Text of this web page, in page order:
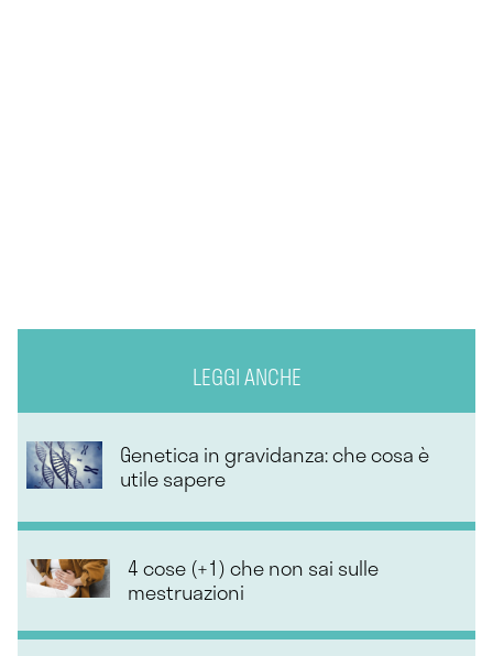
LEGGI ANCHE
Genetica in gravidanza: che cosa è
utile sapere
4 cose (+1) che non sai sulle
mestruazioni